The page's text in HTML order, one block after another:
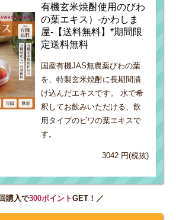
有機玄米焼酎使用のびわ
の葉エキス）-かわしま
屋-【送料無料】*期間限
定送料無料
国産有機JAS無農薬びわの葉
を、特製玄米焼酎に長期間漬
け込んだエキスです。 水で希
釈してお飲みいただける、飲
用タイプのビワの葉エキスで
す。
3042 円(税抜)
購入で300ポイントGET！／